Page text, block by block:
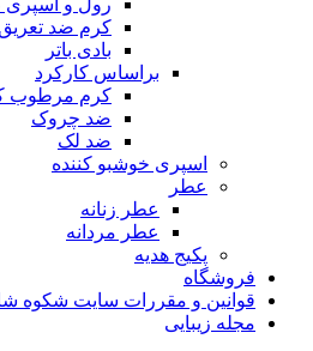
رول و اسپری
کرم ضد تعریق
بادی باتر
براساس کارکرد
کرم مرطوب
ضد چروک
ضد لک
اسپری خوشبو کننده
عطر
عطر زنانه
عطر مردانه
پکیج هدیه
فروشگاه
قوانین و مقررات سایت شکوه
مجله زیبایی